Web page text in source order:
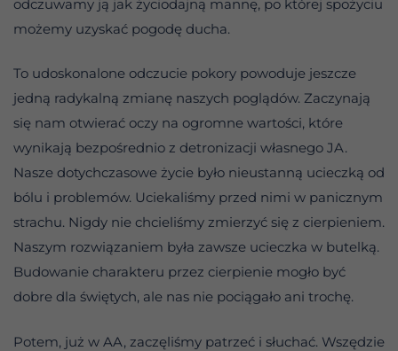
odczuwamy ją jak życiodajną mannę, po której spożyciu
możemy uzyskać pogodę ducha.
To udoskonalone odczucie pokory powoduje jeszcze
jedną radykalną zmianę naszych poglądów. Zaczynają
się nam otwierać oczy na ogromne wartości, które
wynikają bezpośrednio z detronizacji własnego JA.
Nasze dotychczasowe życie było nieustanną ucieczką od
bólu i problemów. Uciekaliśmy przed nimi w panicznym
strachu. Nigdy nie chcieliśmy zmierzyć się z cierpieniem.
Naszym rozwiązaniem była zawsze ucieczka w butelką.
Budowanie charakteru przez cierpienie mogło być
dobre dla świętych, ale nas nie pociągało ani trochę.
Potem, już w AA, zaczęliśmy patrzeć i słuchać. Wszędzie